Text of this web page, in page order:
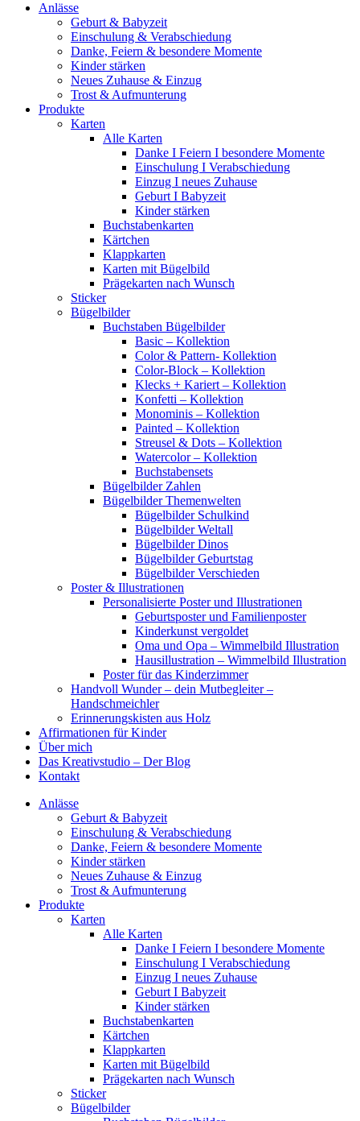
Anlässe
Geburt & Babyzeit
Einschulung & Verabschiedung
Danke, Feiern & besondere Momente
Kinder stärken
Neues Zuhause & Einzug
Trost & Aufmunterung
Produkte
Karten
Alle Karten
Danke I Feiern I besondere Momente
Einschulung I Verabschiedung
Einzug I neues Zuhause
Geburt I Babyzeit
Kinder stärken
Buchstabenkarten
Kärtchen
Klappkarten
Karten mit Bügelbild
Prägekarten nach Wunsch
Sticker
Bügelbilder
Buchstaben Bügelbilder
Basic – Kollektion
Color & Pattern- Kollektion
Color-Block – Kollektion
Klecks + Kariert – Kollektion
Konfetti – Kollektion
Monominis – Kollektion
Painted – Kollektion
Streusel & Dots – Kollektion
Watercolor – Kollektion
Buchstabensets
Bügelbilder Zahlen
Bügelbilder Themenwelten
Bügelbilder Schulkind
Bügelbilder Weltall
Bügelbilder Dinos
Bügelbilder Geburtstag
Bügelbilder Verschieden
Poster & Illustrationen
Personalisierte Poster und Illustrationen
Geburtsposter und Familienposter
Kinderkunst vergoldet
Oma und Opa – Wimmelbild Illustration
Hausillustration – Wimmelbild Illustration
Poster für das Kinderzimmer
Handvoll Wunder – dein Mutbegleiter –
Handschmeichler
Erinnerungskisten aus Holz
Affirmationen für Kinder
Über mich
Das Kreativstudio – Der Blog
Kontakt
Anlässe
Geburt & Babyzeit
Einschulung & Verabschiedung
Danke, Feiern & besondere Momente
Kinder stärken
Neues Zuhause & Einzug
Trost & Aufmunterung
Produkte
Karten
Alle Karten
Danke I Feiern I besondere Momente
Einschulung I Verabschiedung
Einzug I neues Zuhause
Geburt I Babyzeit
Kinder stärken
Buchstabenkarten
Kärtchen
Klappkarten
Karten mit Bügelbild
Prägekarten nach Wunsch
Sticker
Bügelbilder